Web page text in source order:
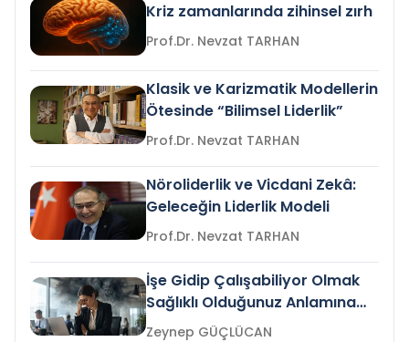
Kriz zamanlarında zihinsel zırh
Prof.Dr. Nevzat TARHAN
Klasik ve Karizmatik Modellerin
Ötesinde “Bilimsel Liderlik”
Prof.Dr. Nevzat TARHAN
Nöroliderlik ve Vicdani Zekâ:
Geleceğin Liderlik Modeli
Prof.Dr. Nevzat TARHAN
İşe Gidip Çalışabiliyor Olmak
Sağlıklı Olduğunuz Anlamına
Gelir mi?Zeynep GÜÇLÜCAN